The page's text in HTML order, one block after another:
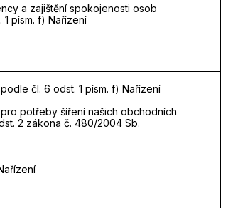
a zajištění spokojenosti osob
písm. f) Nařízení
čl. 6 odst. 1 písm. f) Nařízení
potřeby šíření našich obchodních
2 zákona č. 480/2004 Sb.